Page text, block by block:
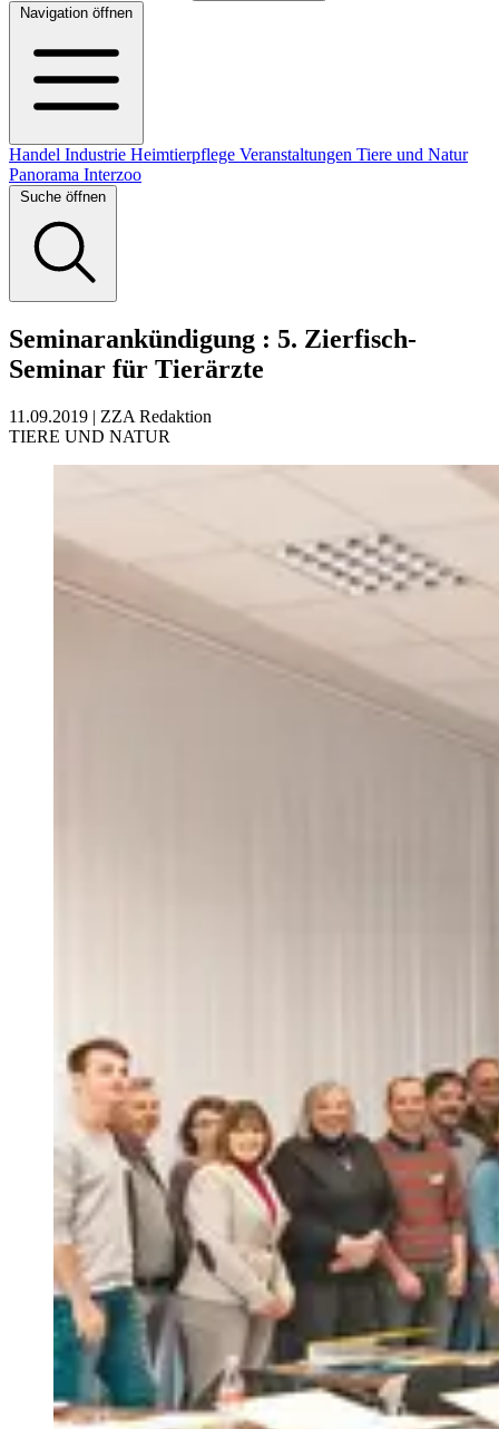
Navigation öffnen
Handel Industrie Heimtierpflege Veranstaltungen Tiere und Natur
Panorama Interzoo
Suche öffnen
Seminarankündigung : 5. Zierfisch-
Seminar für Tierärzte
11.09.2019 | ZZA Redaktion
TIERE UND NATUR